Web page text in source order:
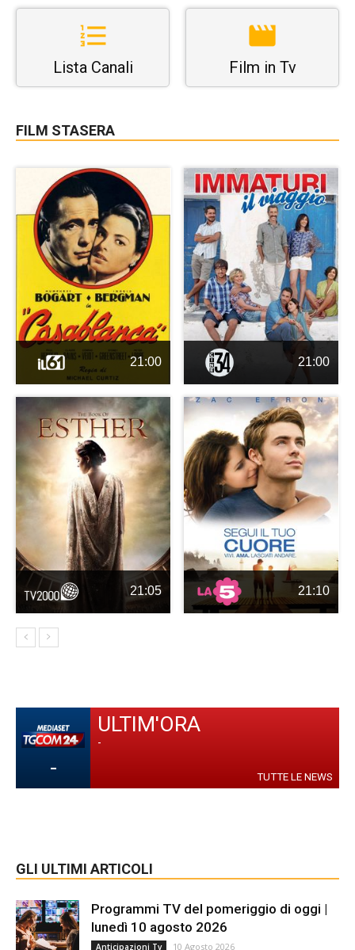
Lista Canali Film in Tv
FILM STASERA
21:00 21:00
21:05 21:10
-
ULTIM'ORA
-
TUTTE LE NEWS
GLI ULTIMI ARTICOLI
Programmi TV del pomeriggio di oggi |
lunedì 10 agosto 2026
Anticipazioni Tv 10 Agosto 2026